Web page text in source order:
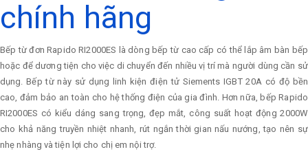
chính hãng
Bếp từ đơn Rapido RI2000ES là dòng bếp từ cao cấp có thể lắp âm bàn bếp
hoặc để dương tiện cho việc di chuyển đến nhiều vị trí mà người dùng cần sử
dụng. Bếp từ này sử dụng linh kiện điện tử Siements IGBT 20A có độ bền
cao, đảm bảo an toàn cho hệ thống điện của gia đình. Hơn nữa, bếp Rapido
RI2000ES có kiểu dáng sang trọng, đẹp mắt, công suất hoạt động 2000W
cho khả năng truyền nhiệt nhanh, rút ngắn thời gian nấu nướng, tạo nên sự
nhẹ nhàng và tiện lợi cho chị em nội trợ.